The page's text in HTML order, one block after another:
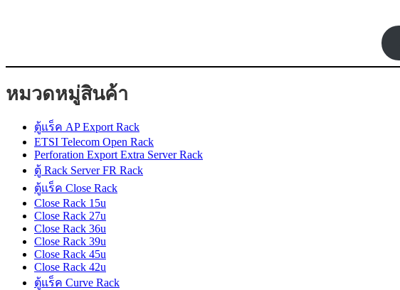
หมวดหมู่สินค้า
ตู้แร็ค AP Export Rack
ETSI Telecom Open Rack
Perforation Export Extra Server Rack
ตู้ Rack Server FR Rack
ตู้แร็ค Close Rack
Close Rack 15u
Close Rack 27u
Close Rack 36u
Close Rack 39u
Close Rack 45u
Close Rack 42u
ตู้แร็ค Curve Rack